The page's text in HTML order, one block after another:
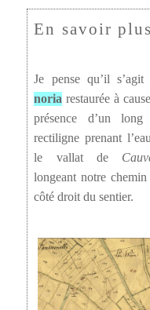
Je pense qu’il s’agit
noria restaurée à
présence d’un long
rectiligne prenant
le vallat de
longeant notre
côté droit du sentier.